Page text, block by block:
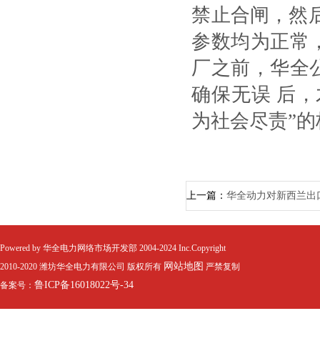
禁止合闸，然
参数均为正常
厂之前，华全
确保无误 后
为社会尽责”
上一篇： 华全动力对新西兰出
Powered by 华全电力网络市场开发部 2004-2024 Inc.Copyright
2010-2020 潍坊华全电力有限公司 版权所有 网站地图 严禁复制
备案号： 鲁ICP备16018022号-34